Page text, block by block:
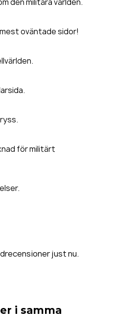
den militära världen.
oväntade sidor!
för militärt
just nu.
i samma